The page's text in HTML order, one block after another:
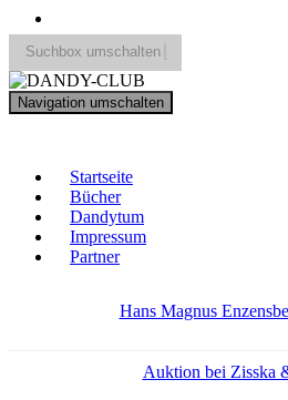
Suchbox umschalten
Search
for:
Navigation umschalten
Startseite
Bücher
Dandytum
Impressum
Partner
Hans Magnus
Auktion bei Zisska